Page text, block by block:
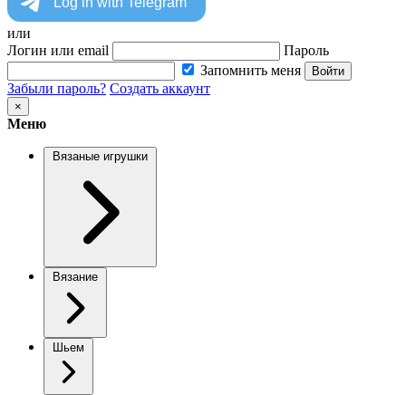
или
Логин или email
Пароль
Запомнить меня
Войти
Забыли пароль? Создать аккаунт
×
Меню
Вязаные игрушки
Вязание
Шьем